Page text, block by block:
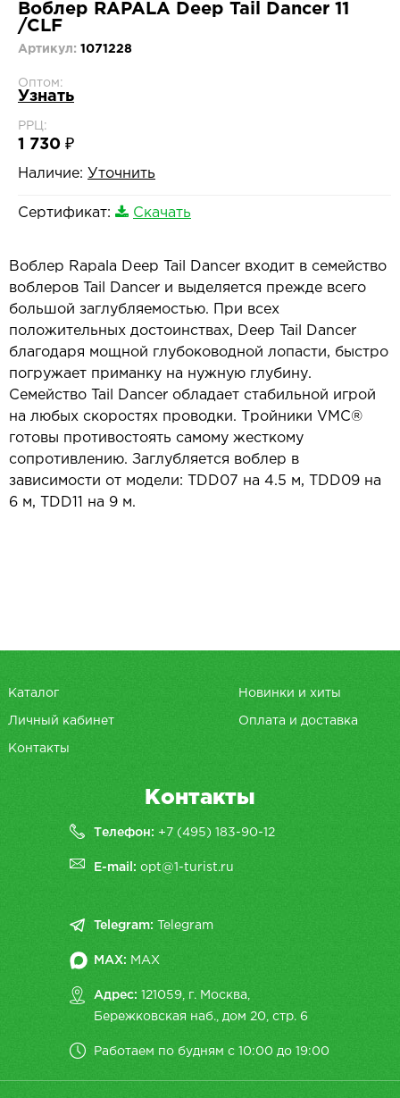
Воблер RAPALA Deep Tail Dancer 11
/CLF
Артикул: 1071228
Оптом:
Узнать
РРЦ:
1 730 ₽
Наличие: Уточнить
Сертификат: Скачать
Воблер Rapala Deep Tail Dancer входит в семейство
воблеров Tail Dancer и выделяется прежде всего
большой заглубляемостью. При всех
положительных достоинствах, Deep Tail Dancer
благодаря мощной глубоководной лопасти, быстро
погружает приманку на нужную глубину.
Семейство Tail Dancer обладает стабильной игрой
на любых скоростях проводки. Тройники VMC®
готовы противостоять самому жесткому
сопротивлению. Заглубляется воблер в
зависимости от модели: TDD07 на 4.5 м, TDD09 на
6 м, TDD11 на 9 м.
Каталог Новинки и хиты
Личный кабинет Оплата и доставка
Контакты
Контакты
Телефон: +7 (495) 183-90-12
E-mail:opt@1-turist.ru
Telegram: Telegram
MAX: MAX
Адрес: 121059, г. Москва,
Бережковская наб., дом 20, cтр. 6
Работаем по будням с 10:00 до 19:00